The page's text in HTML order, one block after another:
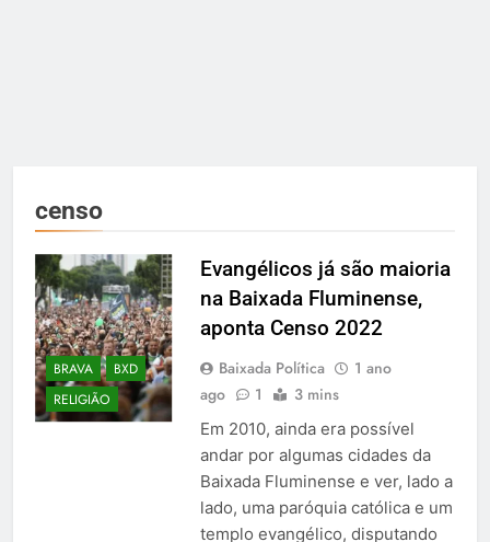
censo
BRAVA
BXD
RELIGIÃO
Evangélicos já são maioria
na Baixada Fluminense,
aponta Censo 2022
Baixada Política
1 ano
ago
1 3 mins
Em 2010, ainda era possível
andar por algumas cidades da
Baixada Fluminense e ver, lado a
lado, uma paróquia católica e um
templo evangélico, disputando